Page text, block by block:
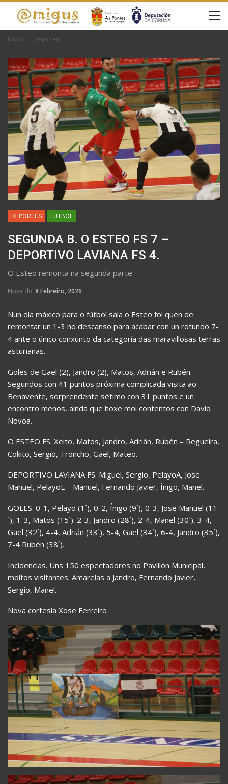
Inicio Deportes
DEPORTES FUTBOL
SEGUNDA B. O ESTEO FS 7 –
DEPORTIVO LAVIANA FS 4.
O Esteo remonta na segunda parte
Nova do 8 Febreiro, 2026
Nun día máxico para o fútbol sala o Esteo foi quen de
remontar un 1-3 no descanso para acabar con un rotundo 7-
4 ante o único conxunto da categoría das maravillosas terras
asturianas.
Goles de Gael (2), Jandro (2), Matos, Adrián e Rubén.
Segundos con 41 puntos próxima complicada visita ao
Benavente, sorprendente sétimo con 31 puntos e un
encontro menos, aínda que hoxe moi contentos con David
Novoa.
O ESTEO FS. Xeito, Matos, Jandro, Adrián, Rubén – Regueira,
Cokito, Sergio, Troncho, Gael, Mateo.
DEPORTIVO LAVIANA FS. Miguel, Sergio, PelayoA, Jose
Manuel, PelayoL – Manuel, Fernando Javier, Íñigo, Manel.
GOLES. 0-1, Pelayo (1´), 0-2, Íñigo (9´), 0-3, Jose Manuel (11
´), 1-3, Matos (15´). 2-3, Jandro (28´), 2-4, Manel (30´), 3-4,
Gael (32´), 4-4, Adrián (33´), 5-4, Gael (34´), 6-4, Jandro (35´),
7-4 Rubén (38´).
Incidencias. Uns 150 espectadores no Pavillón Municipal,
moitos visitantes. Amarelas a Jandro, Fernando Javier,
Sergio, Manel.
Nova cortesía Xose Ferreiro